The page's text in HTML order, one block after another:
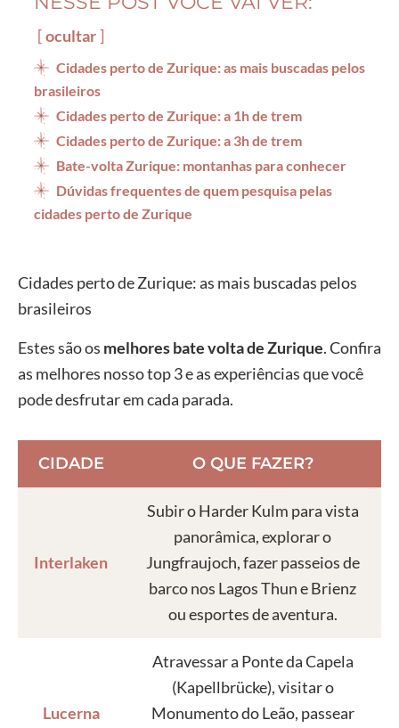
ocultar
Cidades perto de Zurique: as mais buscadas pelos
brasileiros
Cidades perto de Zurique: a 1h de trem
Cidades perto de Zurique: a 3h de trem
Bate-volta Zurique: montanhas para conhecer
Dúvidas frequentes de quem pesquisa pelas
cidades perto de Zurique
Cidades perto de Zurique: as mais buscadas pelos
brasileiros
Estes são os melhores bate volta de Zurique. Confira
as melhores nosso top 3 e as experiências que você
pode desfrutar em cada parada.
CIDADE O QUE FAZER?
Interlaken
Subir o Harder Kulm para vista
panorâmica, explorar o
Jungfraujoch, fazer passeios de
barco nos Lagos Thun e Brienz
ou esportes de aventura.
Lucerna
Atravessar a Ponte da Capela
(Kapellbrücke), visitar o
Monumento do Leão, passear